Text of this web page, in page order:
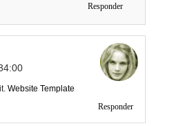
Responder
Website Template
Responder